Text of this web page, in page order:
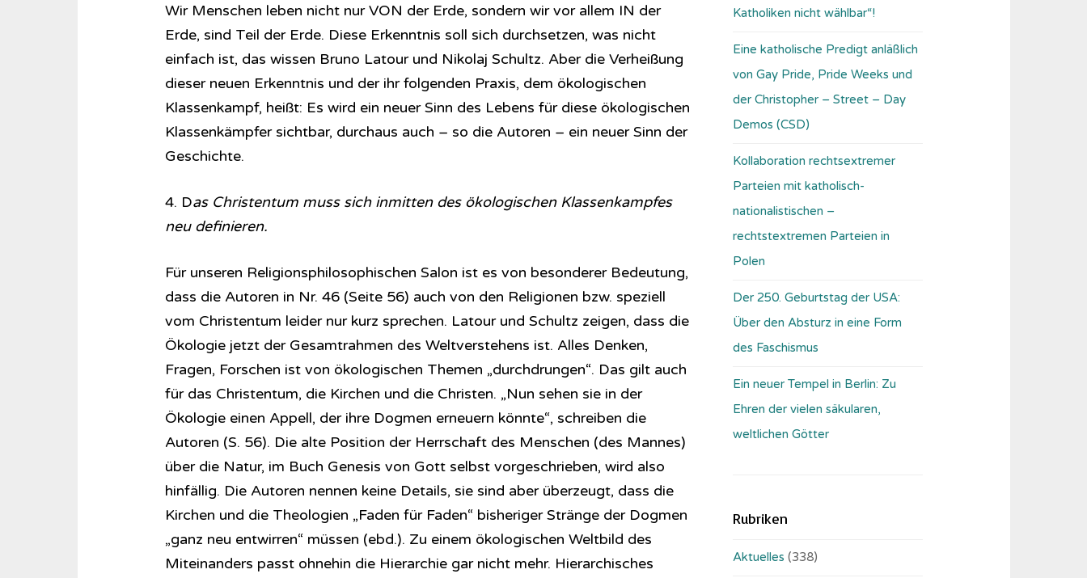
Wir Menschen leben nicht nur VON der Erde, sondern wir vor allem IN der
Erde, sind Teil der Erde. Diese Erkenntnis soll sich durchsetzen, was nicht
einfach ist, das wissen Bruno Latour und Nikolaj Schultz. Aber die Verheißung
dieser neuen Erkenntnis und der ihr folgenden Praxis, dem ökologischen
Klassenkampf, heißt: Es wird ein neuer Sinn des Lebens für diese ökologischen
Klassenkämpfer sichtbar, durchaus auch – so die Autoren – ein neuer Sinn der
Geschichte.
4. Das Christentum muss sich inmitten des ökologischen Klassenkampfes
neu definieren.
Für unseren Re­li­gi­ons­phi­lo­so­phi­sch­en Salon ist es von besonderer Bedeutung,
dass die Autoren in Nr. 46 (Seite 56) auch von den Religionen bzw. speziell
vom Christentum leider nur kurz sprechen. Latour und Schultz zeigen, dass die
Ökologie jetzt der Gesamtrahmen des Weltverstehens ist. Alles Denken,
Fragen, Forschen ist von ökologischen Themen „durchdrungen“. Das gilt auch
für das Christentum, die Kirchen und die Christen. „Nun sehen sie in der
Ökologie einen Appell, der ihre Dogmen erneuern könnte“, schreiben die
Autoren (S. 56). Die alte Position der Herrschaft des Menschen (des Mannes)
über die Natur, im Buch Genesis von Gott selbst vorgeschrieben, wird also
hinfällig. Die Autoren nennen keine Details, sie sind aber überzeugt, dass die
Kirchen und die Theologien „Faden für Faden“ bisheriger Stränge der Dogmen
„ganz neu entwirren“ müssen (ebd.). Zu einem ökologischen Weltbild des
Miteinanders passt ohnehin die Hierarchie gar nicht mehr. Hierarchisches
Katholiken nicht wählbar“!
Eine katholische Predigt anläßlich
von Gay Pride, Pride Weeks und
der Christopher – Street – Day
Demos (CSD)
Kollaboration rechtsextremer
Parteien mit katholisch-
nationalistischen –
rechtstextremen Parteien in
Polen
Der 250. Geburtstag der USA:
Über den Absturz in eine Form
des Faschismus
Ein neuer Tempel in Berlin: Zu
Ehren der vielen säkularen,
weltlichen Götter
Rubriken
Aktuelles (338)